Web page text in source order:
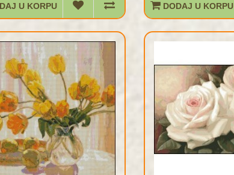
U KORPU DODAJ U KORPU